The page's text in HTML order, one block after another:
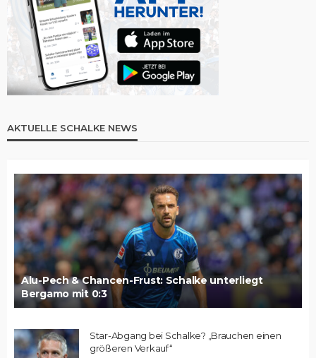
AKTUELLE SCHALKE NEWS
Alu-Pech & Chancen-Frust: Schalke unterliegt
Bergamo mit 0:3
Star-Abgang bei Schalke? „Brauchen einen
größeren Verkauf“